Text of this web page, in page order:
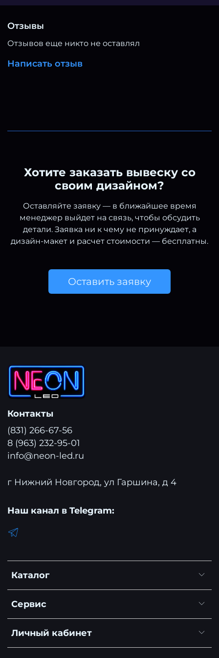
Отзывы
Отзывов еще никто не оставлял
Написать отзыв
Хотите заказать вывеску со
своим дизайном?
Оставляйте заявку — в ближайшее время
менеджер выйдет на связь, чтобы обсудить
детали. Заявка ни к чему не принуждает, а
дизайн-макет и расчет стоимости — бесплатны.
Оставить заявку
Каталог
Сервис
Личный кабинет
Контакты
(831) 266-67-56
8 (963) 232-95-01
info@neon-led.ru
г Нижний Новгород, ул Гаршина, д 4
Наш канал в Telegram: